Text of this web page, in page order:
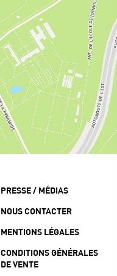
PRESSE / MÉDIAS
NOUS CONTACTER
MENTIONS LÉGALES
CONDITIONS GÉNÉRALES
DE VENTE